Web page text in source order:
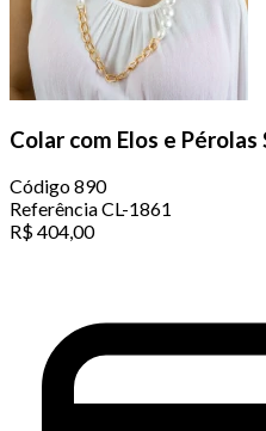
Colar com Elos e Pérolas
Código890
ReferênciaCL-1861
R$404,00